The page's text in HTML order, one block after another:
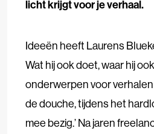
licht krijgt voor je verhaal.
Ideeën heeft Laurens
Wat hij ook doet, waar hij
onderwerpen voor verhalen
de douche, tijdens het
mee bezig.’ Na jaren